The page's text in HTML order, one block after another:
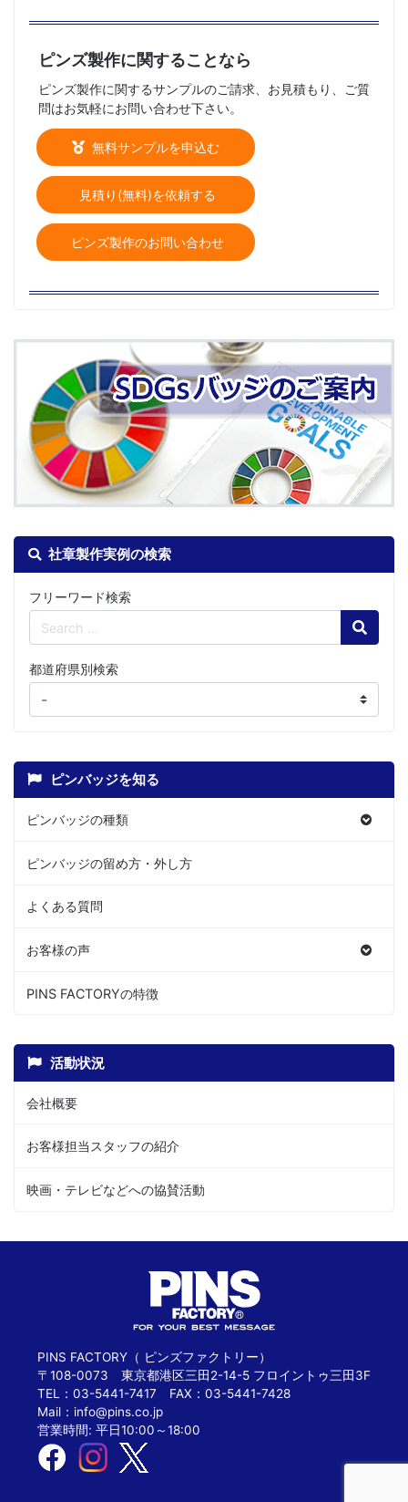
社章製作実例の検索
フリーワード検索
Search
都道府県別検索
ピンバッジを知る
ピンバッジの種類
ピンバッジの留め方・外し方
よくある質問
お客様の声
PINS FACTORYの特徴
活動状況
会社概要
お客様担当スタッフの紹介
映画・テレビなどへの協賛活動
ピンズ製作に関することなら
ピンズ製作に関するサンプルのご請求、お見積もり、ご質
問はお気軽にお問い合わせ下さい。
無料サンプルを申込む
見積り(無料)を依頼する
ピンズ製作のお問い合わせ
PINS FACTORY（ ピンズファクトリー）
〒108-0073 東京都港区三田2-14-5 フロイントゥ三田3F
TEL：03-5441-7417 FAX：03-5441-7428
Mail： info@pins.co.jp
営業時間: 平日10:00～18:00